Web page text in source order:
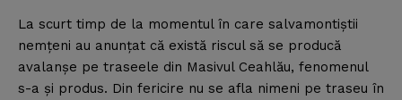
La scurt timp de la momentul în care salvamontiştii
nemţeni au anunţat că există riscul să se producă
avalanşe pe traseele din Masivul Ceahlău, fenomenul
s-a şi produs. Din fericire nu se afla nimeni pe traseu în